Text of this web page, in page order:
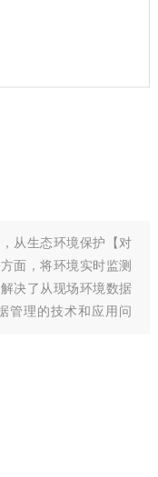
从生态环境保护【对
面，将环境实时监测
决了从现场环境数据
管理的技术和应用问